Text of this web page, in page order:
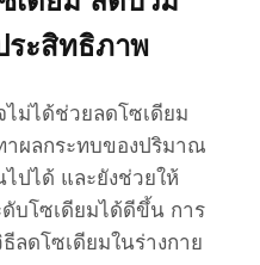
ระสิทธิภาพ
ม่ได้ช่วยลดโซเดียม
าผลกระทบของปริมาณ
ไปได้ และยังช่วยให้
บโซเดียมได้ดีขึ้น การ
ลดโซเดียมในร่างกาย